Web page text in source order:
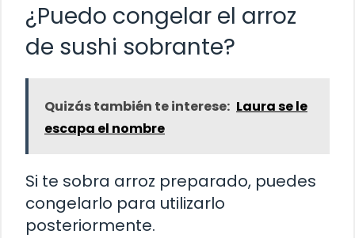
¿Puedo congelar el arroz
de sushi sobrante?
Quizás también te interese: Laura se le
escapa el nombre
Si te sobra arroz preparado, puedes
congelarlo para utilizarlo
posteriormente.